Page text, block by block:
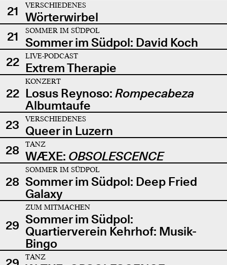
21
VERSCHIEDENES
Wörterwirbel
21
SOMMER IM SÜDPOL
Sommer im Südpol: David Koch
22
LIVE-PODCAST
Extrem Therapie
22
KONZERT
Losus Reynoso: Rompecabeza
Albumtaufe
23
VERSCHIEDENES
Queer in Luzern
28
TANZ
WÆXE: OBSOLESCENCE
28
SOMMER IM SÜDPOL
Sommer im Südpol: Deep Fried
Galaxy
29
ZUM MITMACHEN
Sommer im Südpol:
Quartierverein Kehrhof: Musik-
Bingo
TANZ